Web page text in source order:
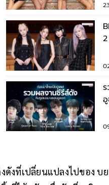
ดังที่เปลี่ยนแปลงไปของ